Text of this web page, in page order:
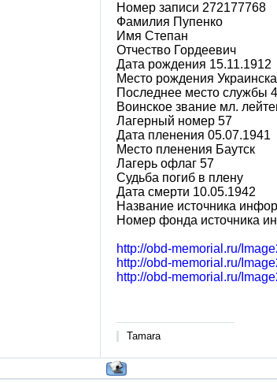
Номер записи 272177768
Фамилия Пупенко
Имя Степан
Отчество Гордеевич
Дата рождения 15.11.1912
Место рождения
Последнее место службы
Воинское звание мл.
Лагерный номер 57
Дата пленения 05.07.1941
Место пленения Баутск
Лагерь офлаг 57
Судьба погиб в плену
Дата смерти 10.05.1942
Название источника
Номер фонда источника
http://obd-memorial.ru/
http://obd-memorial.ru/
http://obd-memorial.ru/
Tamara